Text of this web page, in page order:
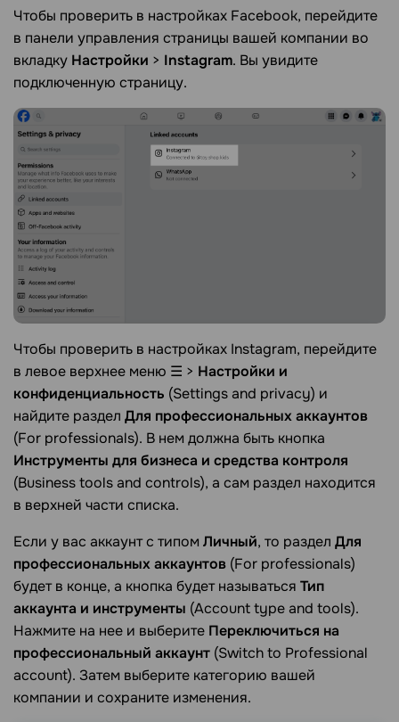
Чтобы проверить в настройках Facebook, перейдите
в панели управления страницы вашей компании во
вкладку Настройки > Instagram. Вы увидите
подключенную страницу.
Чтобы проверить в настройках Instagram, перейдите
в левое верхнее меню ☰ > Настройки и
конфиденциальность (Settings and privacy) и
найдите раздел Для профессиональных аккаунтов
(For professionals). В нем должна быть кнопка
Инструменты для бизнеса и средства контроля
(Business tools and controls), а сам раздел находится
в верхней части списка.
Если у вас аккаунт с типом Личный, то раздел Для
профессиональных аккаунтов (For professionals)
будет в конце, а кнопка будет называться Тип
аккаунта и инструменты (Account type and tools).
Нажмите на нее и выберите Переключиться на
профессиональный аккаунт (Switch to Professional
account). Затем выберите категорию вашей
компании и сохраните изменения.